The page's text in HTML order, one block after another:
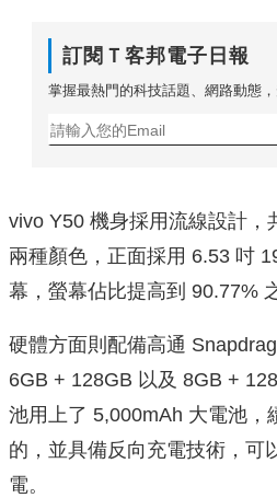
訂閱Ｔ客邦電子日報
掌握最熱門的科技話題、網路動態
vivo Y50 機身採用流線設計，
兩種顏色，正面採用 6.53 吋
幕，螢幕佔比提高到 90.77%
硬體方面則配備高通
6GB + 128GB 以及 8GB +
池用上了 5,000mAh 大電池，
的，並具備反向充電技術，可
電。